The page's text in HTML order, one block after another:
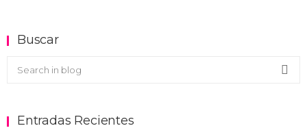
Buscar
Buscar en el blog
Entradas Recientes